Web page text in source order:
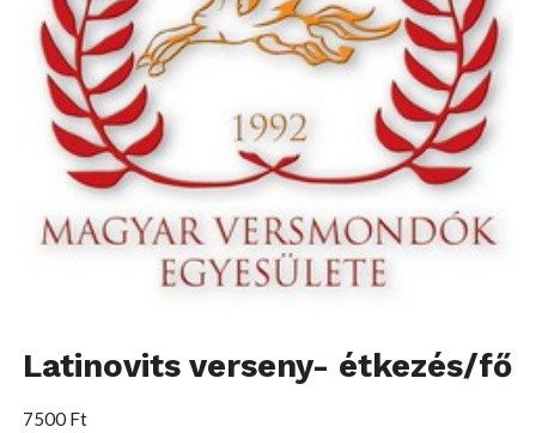
Latinovits verseny- étkezés/fő
7500 Ft